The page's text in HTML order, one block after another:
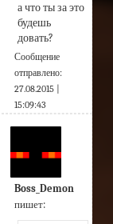
а что ты за это
будешь
довать?
Сообщение
отправлено:
27.08.2015 |
15:09:43
Boss_Demon
пишет: